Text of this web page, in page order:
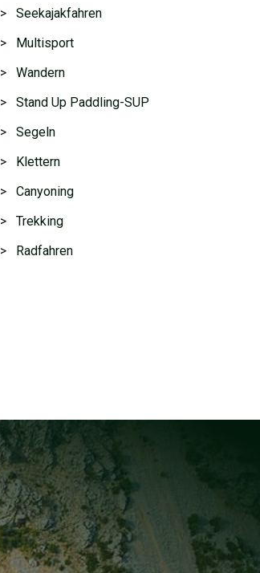
> Seekajakfahren
> Multisport
> Wandern
> Stand Up Paddling-SUP
> Segeln
> Klettern
> Canyoning
> Trekking
> Radfahren